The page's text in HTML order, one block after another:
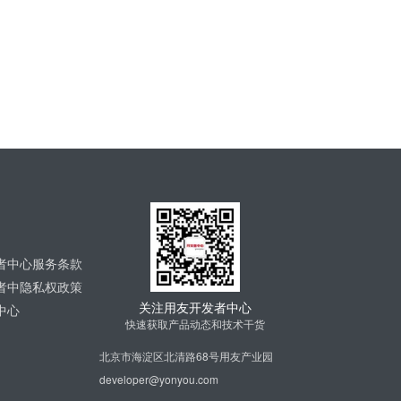
中心服务条款
中隐私权政策
心
关注用友开发者中心
快速获取产品动态和技术干货
北京市海淀区北清路68号用友产业园
developer@yonyou.com